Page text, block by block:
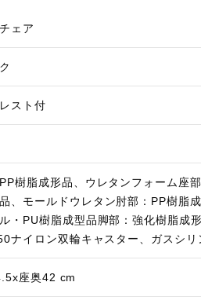
ェア
スト付
樹脂成形品、ウレタンフォーム座
、モールドウレタン肘部：PP樹脂成
・PU樹脂成型品脚部：強化樹脂成
ナイロン双輪キャスター、ガスシリ
座奥42 cm